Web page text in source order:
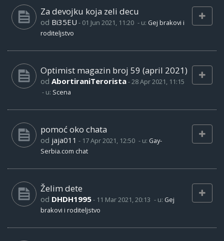
Za devojku koja zeli decu
od Bi35EU - 01 Jun 2021, 11:20 - u: Gej brakovi i
roditeljstvo
Optimist magazin broj 59 (april 2021)
od AbortiraniTerorista-28 Apr 2021, 11:15
- u: Scena
pomoć oko chata
od jaja011 - 17 Apr 2021, 12:50 - u: Gay-
Serbia.com chat
Želim dete
od DHDH1995- 11 Mar 2021, 20:13 - u: Gej
brakovi i roditeljstvo